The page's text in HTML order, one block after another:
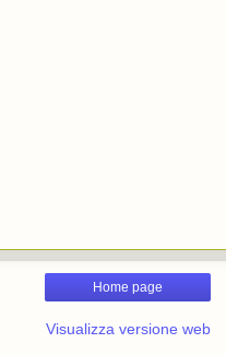
Home page
Visualizza versione web